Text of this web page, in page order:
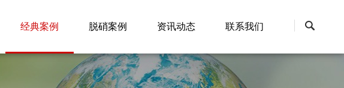
经典案例 脱硝案例 资讯动态 联系我们